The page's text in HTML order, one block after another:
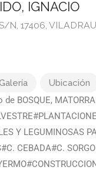
IGNACIO
Ubicación
BOSQUE,
Y LEGUMINOSAS
CEBADA#C.